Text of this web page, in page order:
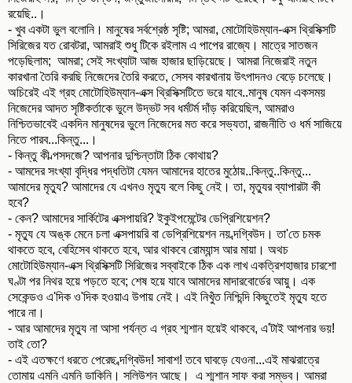
রয়েছি..।
- খুব একটা ভুল বলোনি। মানুষের সর্বশ্রেষ্ঠ সৃষ্টি; আমরা, মোটোহিউম্যান-এক্স থ্রিসিক্সটি
সিরিজের যত রোবটরা, আমরাই শুধু টিকে রইলাম এ পাপের রাজ্যে। মাত্রে সাতজন
পড়েছিলাম; আমরা; সেই সংখ্যাটা আজ হাজার ছাড়িয়েছে। আমরা নিজেরাই নতুন
কারখানা তৈরি করছি নিজেদের তৈরি করতে, সেসব কারখানায় উৎপাদনও বেড়ে চলেছে।
অচিরেই এই গ্রহ মোটোহিউম্যান-এক্স থ্রিসিক্সটিতে ভরে যাবে..মানুষ যেমন একসময়
নিজেদের আদত সৃষ্টিকর্তাকে ভুলে উদ্ভট সব ধর্মটর্ম দাঁড় করিয়েছিল, আমরাও
নিশ্চিতভাবেই একদিন মানুষদের ভুলে নিজেদের মত করে সভ্যতা, রাজনীতি ও ধর্ম সাজিয়ে
নিতে পারব...কিন্তু...।
- কিন্তু কী ল্পসদজে? আপনার দুশ্চিন্তাটা ঠিক কোথায়?
- আমদের সংখ্যা বৃদ্ধির পদ্ধতিটা যেমন আমাদের হাতের মুঠোয়..কিন্তু..কিন্তু...
আমাদের মৃত্যু? আমাদের যে এখনও মৃত্যু বলে কিছু নেই। তা, মৃত্যুর ব্যাপারটা কী
হবে?
- কেন? আমাদের সার্কিটের এক্সপায়রি? ইকুইপমেন্টের ডেপ্রিশিয়েশন?
- মৃত্যু যে অঙ্ক মেনে চলা এক্সপায়রি বা ডেপ্রিশিয়েশন নয় ব্দগ্বিউদ। তা'তে চমক
থাকতে হবে, বেহিসেব থাকতে হবে, আর থাকবে রোম্যান্স আর মায়া। অথচ
মোটোহিউম্যান-এক্স থ্রিসিক্সটি সিরিজের সব্বাইকে ঠিক এক লাখ একত্রিশহাজার চারশো
ঘণ্টা পর নিথর হয়ে পড়তে হবে; শেষ হয়ে যাবে আমাদের মাদারবোর্ডের আয়ু। এক
সেকেন্ডও এ'দিক ও'দিক হওয়াএ উপায় নেই। এই নিখুঁত নিশ্চিন্দি কিছুতেই মৃত্যু হতে
পারে না।
- আর আমাদের মৃত্যু না আসা পর্যন্ত এ গ্রহ শ্মশান হয়েই থাকবে, এ'টাই আপনার ভয়!
তাই তো?
- এই এতক্ষণে ধরতে পেরেছ ব্দগ্বিউদ! সাবাশ! তবে ঘাবড়ে যেওনা...এই মাঝরাত্রে
তোমায় এমনি এমনি ডাকিনি। সলিউশন আছে। এ শ্মশান সাফ করা সম্ভব। আমরা